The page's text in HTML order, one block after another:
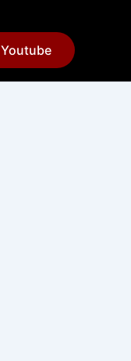
Youtube